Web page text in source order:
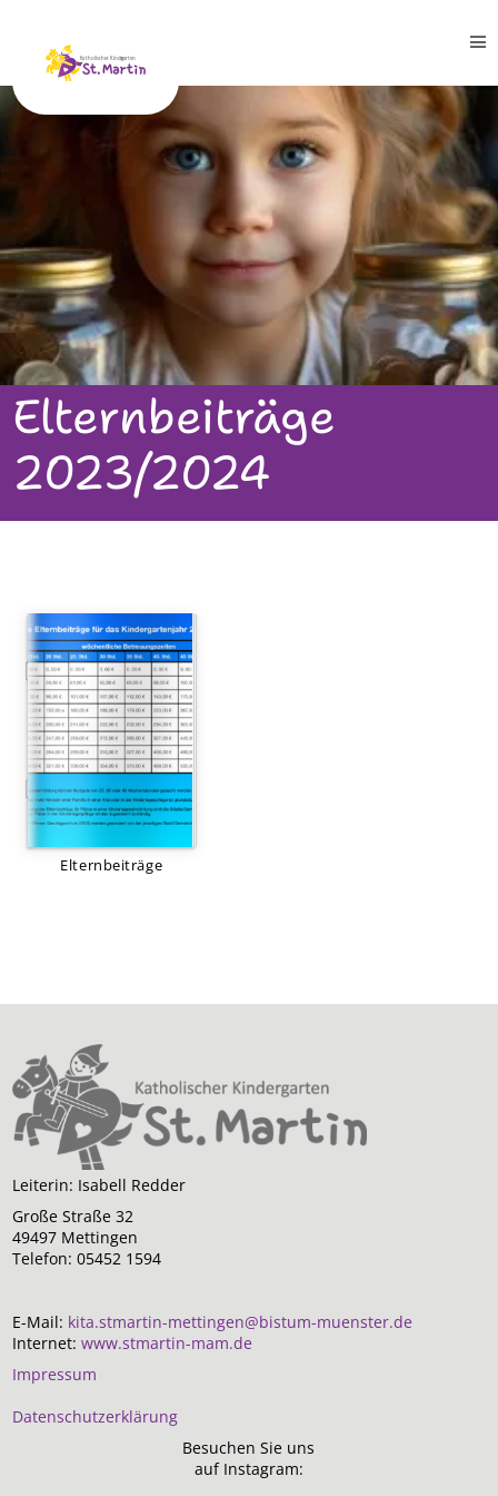
Team
Blaue Gruppe
Gelbe Gruppe
Rote Gruppe
Nestgruppe
Träger
Elternvertretung
STEP Elternportal
Downloads
Elternbeiträge 2023/2024
Schwerpunkte
Pädagogischer Ansatz
Freispiel
Kindergarten
Elternbeiträge
2023/2024
Elternbeiträge
Leiterin: Isabell Redder
Große Straße 32
49497 Mettingen
Telefon: 05452 1594
E-Mail: kita.stmartin-mettingen@bistum-muenster.de
Internet:www.stmartin-mam.de
Impressum
Datenschutzerklärung
Besuchen Sie uns
auf Instagram: